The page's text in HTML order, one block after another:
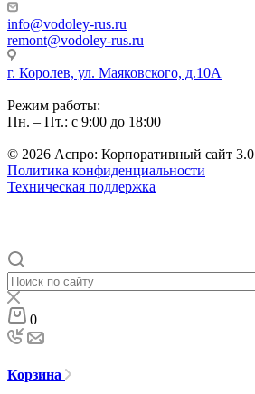
info@vodoley-rus.ru
remont@vodoley-rus.ru
г. Королев, ул. Маяковского, д.10А
Режим работы:
Пн. – Пт.: с 9:00 до 18:00
© 2026 Аспро: Корпоративный сайт 3.0
Политика конфиденциальности
Техническая поддержка
0
Корзина